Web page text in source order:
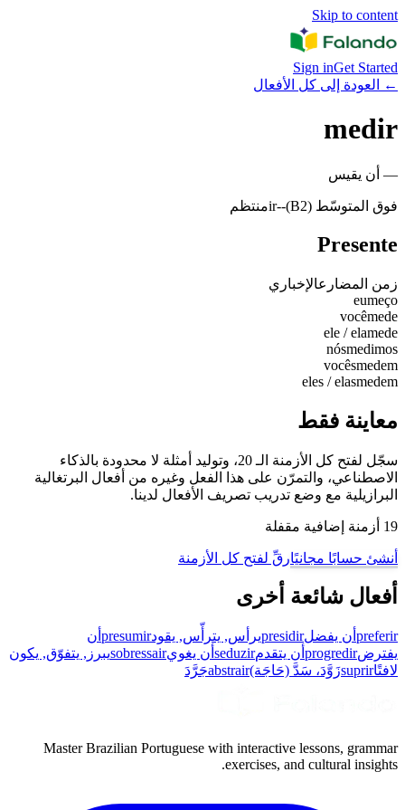
Skip to content
Sign inGet Started
←
العودة إلى كل الأفعال
medir
— أن يقيس
فوق المتوسّط (B2) -
-ir منتظم
Presente
زمن المضارعالإخباري
eumeço
vocêmede
ele / elamede
nósmedimos
vocêsmedem
eles / elasmedem
معاينة فقط
سجّل لفتح كل الأزمنة الـ 20، وتوليد أمثلة لا محدودة بالذكاء
الاصطناعي، والتمرّن على هذا الفعل وغيره من أفعال البرتغالية
البرازيلية مع وضع تدريب تصريف الأفعال لدينا.
19 أزمنة إضافية مقفلة
أنشئ حسابًا مجانيًارقِّ لفتح كل الأزمنة
أفعال شائعة أخرى
preferir أن يفضلpresidirيرأس, يترأّس, يقودpresumir أن
يفترضprogredir أن يتقدمseduzir أن يغويsobressairيبرز, يتفوّق, يكون
لافتًاsuprirزَوَّدَ، سَدَّ (حَاجَة)abstrairجَرَّدَ
Master Brazilian Portuguese with interactive lessons, grammar
exercises, and cultural insights.